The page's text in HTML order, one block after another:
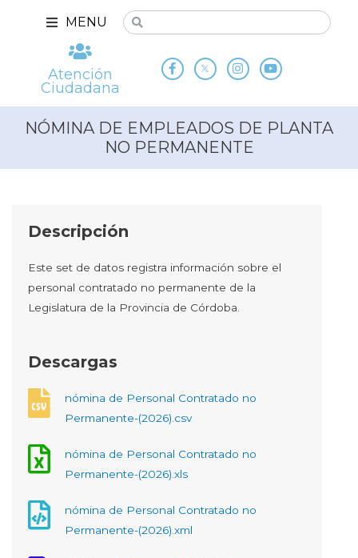
MENU
Atención
Ciudadana
NÓMINA DE EMPLEADOS DE PLANTA
NO PERMANENTE
Descripción
Este set de datos registra información sobre el
personal contratado no permanente de la
Legislatura de la Provincia de Córdoba.
Descargas
nómina de Personal Contratado no
Permanente-(2026).csv
nómina de Personal Contratado no
Permanente-(2026).xls
nómina de Personal Contratado no
Permanente-(2026).xml